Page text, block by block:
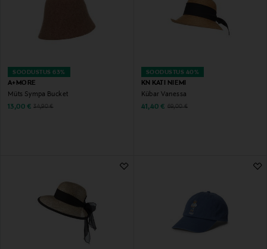
SOODUSTUS 63%
A+MORE
Müts Sympa Bucket
Discounted Price
13,00 € Original Price
34,90 €
SOODUSTUS 40%
KN KATI NIEMI
Kübar Vanessa
Discounted Price
41,40 € Original Price
69,00 €